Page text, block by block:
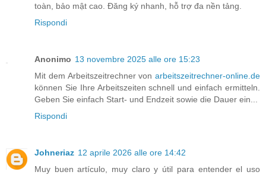
toàn, bảo mật cao. Đăng ký nhanh, hỗ trợ đa nền tảng.
Rispondi
Anonimo 13 novembre 2025 alle ore 15:23
Mit dem Arbeitszeitrechner von arbeitszeitrechner-online.de
können Sie Ihre Arbeitszeiten schnell und einfach ermitteln.
Geben Sie einfach Start- und Endzeit sowie die Dauer ein...
Rispondi
Johneriaz 12 aprile 2026 alle ore 14:42
Muy buen artículo, muy claro y útil para entender el uso